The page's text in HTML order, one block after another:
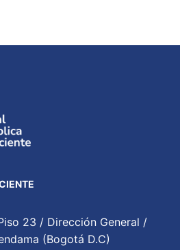
23 / Dirección General /
(Bogotá D.C)